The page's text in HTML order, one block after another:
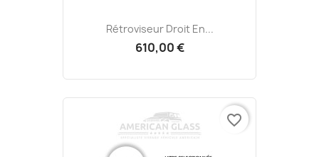
Rétroviseur Droit En...
610,00 €
favorite_border